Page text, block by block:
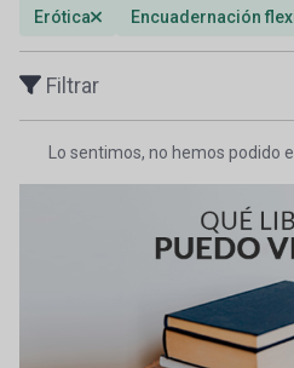
Erótica Encuadernación
Filtrar
Lo sentimos, no hemos podido